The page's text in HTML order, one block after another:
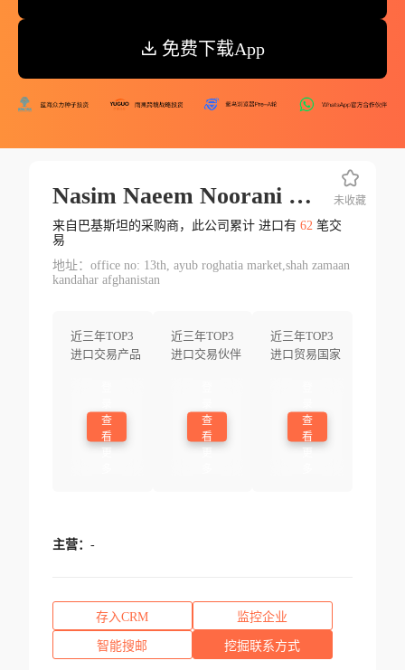
免费下载App
Nasim Naeem Noorani Ltd.
来自巴基斯坦的采购商，此公司累计 进口有 62笔交
易
地址：office no: 13th, ayub roghatia market,shah zamaan
kandahar afghanistan
近三年TOP3
进口交易产品
查
看
近三年TOP3
进口交易伙伴
查
看
近三年TOP3
进口贸易国家
查
看
未收藏
主营： -
存入CRM 监控企业
智能搜邮 挖掘联系方式